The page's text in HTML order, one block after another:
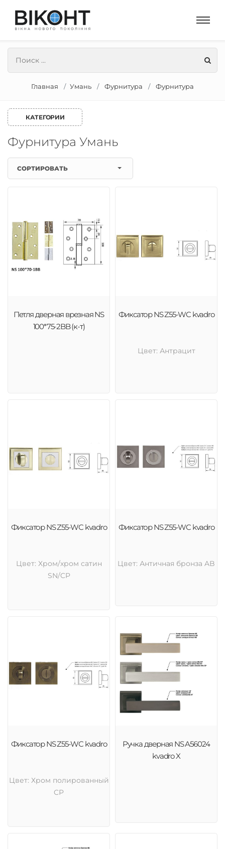
Главная Умань Фурнитура Фурнитура
КАТЕГОРИИ
Фурнитура Умань
СОРТИРОВАТЬ
Петля дверная врезная NS
100*75-2BB (к-т)
Фиксатор NS Z55-WC kvadro
Цвет: Антрацит
Фиксатор NS Z55-WC kvadro
Цвет: Хром/хром сатин
SN/CP
Фиксатор NS Z55-WC kvadro
Цвет: Античная бронза AB
Фиксатор NS Z55-WC kvadro
Цвет: Хром полированный
CP
Ручка дверная NS A56024
kvadro X